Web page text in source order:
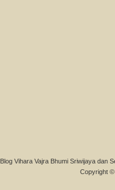
Blog Vihara Vajra Bhumi Sriwijaya dan
Copyright ©